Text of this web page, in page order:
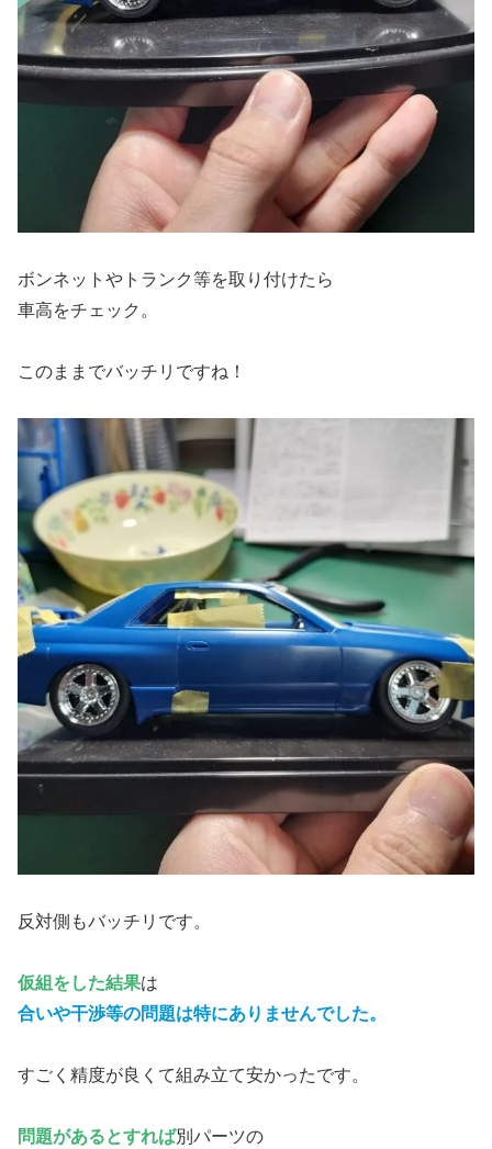
ボンネットやトランク等を取り付けたら
車高をチェック。
このままでバッチリですね！
反対側もバッチリです。
仮組をした結果は
合いや干渉等の問題は特にありませんでした。
すごく精度が良くて組み立て安かったです。
問題があるとすれば別パーツの